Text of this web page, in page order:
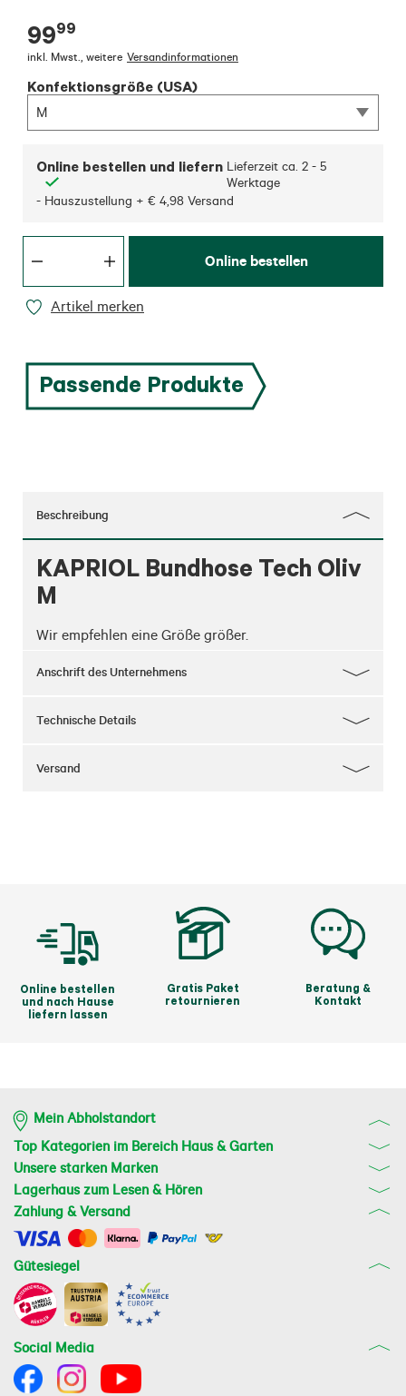
9999
inkl. Mwst. weitere Versandinformationen
Konfektionsgröße (USA)
M
Online bestellen und liefern Lieferzeit ca. 2 - 5
Werktage
- Hauszustellung + € 4,98 Versand
Online bestellen
Artikel merken
Passende Produkte
Beschreibung
KAPRIOL Bundhose Tech Oliv
M
Wir empfehlen eine Größe größer.
Anschrift des Unternehmens
Technische Details
Versand
Online bestellen
und nach Hause
liefern lassen
Gratis Paket
retournieren
Beratung &
Kontakt
Mein Abholstandort
Top Kategorien im Bereich Haus & Garten
Unsere starken Marken
Lagerhaus zum Lesen & Hören
Zahlung & Versand
Gütesiegel
Social Media